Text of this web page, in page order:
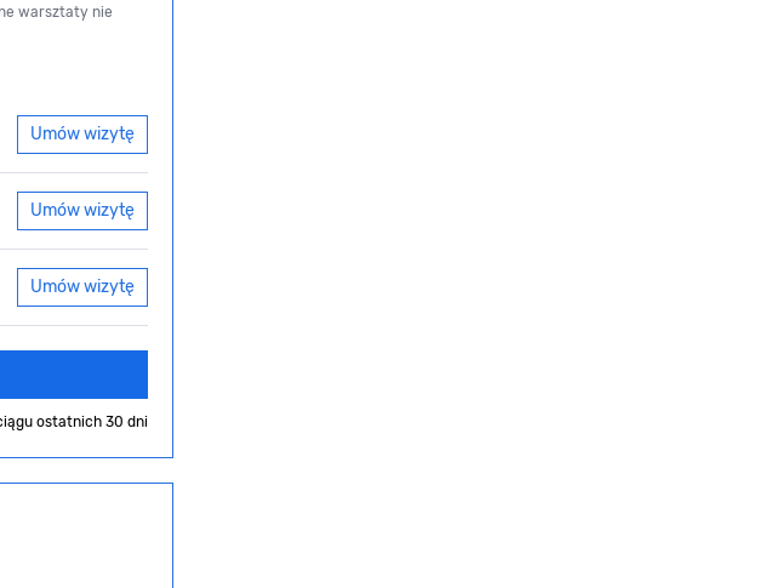
warsztaty nie
Umów wizytę
Umów wizytę
Umów wizytę
ostatnich 30 dni